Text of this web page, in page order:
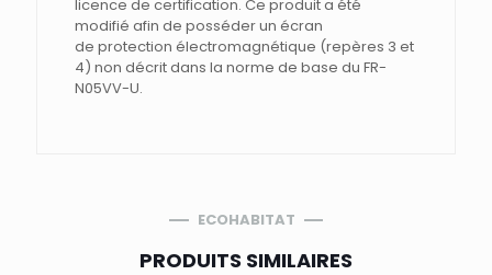
licence de certification. Ce produit a été
modifié afin de posséder un écran
de protection électromagnétique (repères 3 et
4) non décrit dans la norme de base du FR-
N05VV-U.
ECOHABITAT
PRODUITS SIMILAIRES